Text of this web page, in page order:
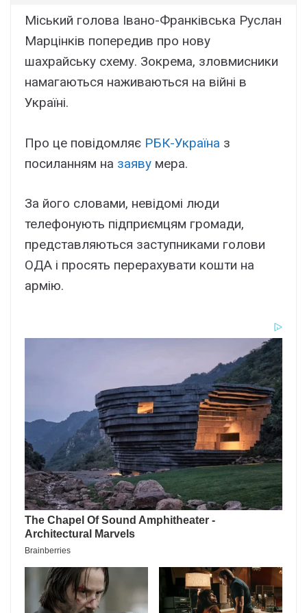
Міський голова Івано-Франківська Руслан
Марцінків попередив про нову
шахрайську схему. Зокрема, зловмисники
намагаються наживаються на війні в
Україні.
Про це повідомляє РБК-Україна з
посиланням на заяву мера.
За його словами, невідомі люди
телефонують підприємцям громади,
представляються заступниками голови
ОДА і просять перерахувати кошти на
армію.